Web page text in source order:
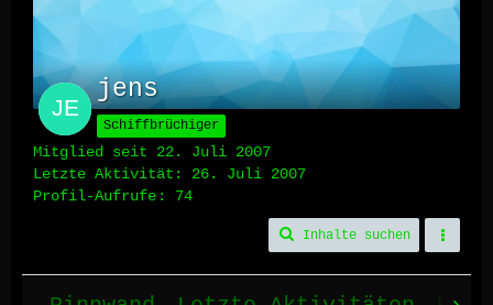
jens
Schiffbrüchiger
Mitglied seit 22. Juli 2007
Letzte Aktivität: 26. Juli 2007
Profil-Aufrufe
74
Inhalte suchen